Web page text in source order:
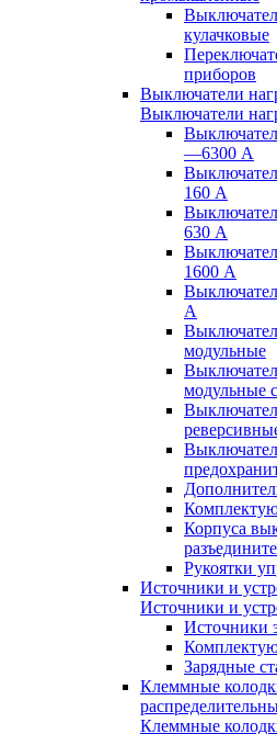
кулачковые
приборов
Выключатели
Выключатели
—6300 А
160 А
630 А
1600 А
А
модульные
модульные
Корпуса
Рукоятки
Источники и
Источники и
Источники
Зарядные
Клеммные
Клеммные